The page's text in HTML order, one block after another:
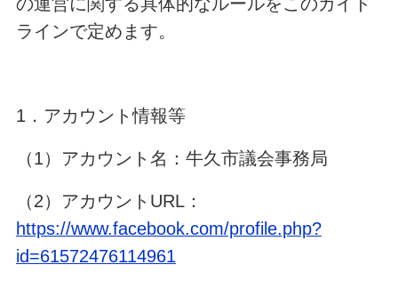
ラインで定めます。
1．アカウント情報等
（1）アカウント名：牛久市議会事務局
（2）アカウントURL：
https://www.facebook.com/profile.php?
id=61572476114961